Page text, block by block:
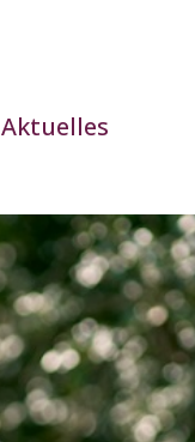
Aktuelles